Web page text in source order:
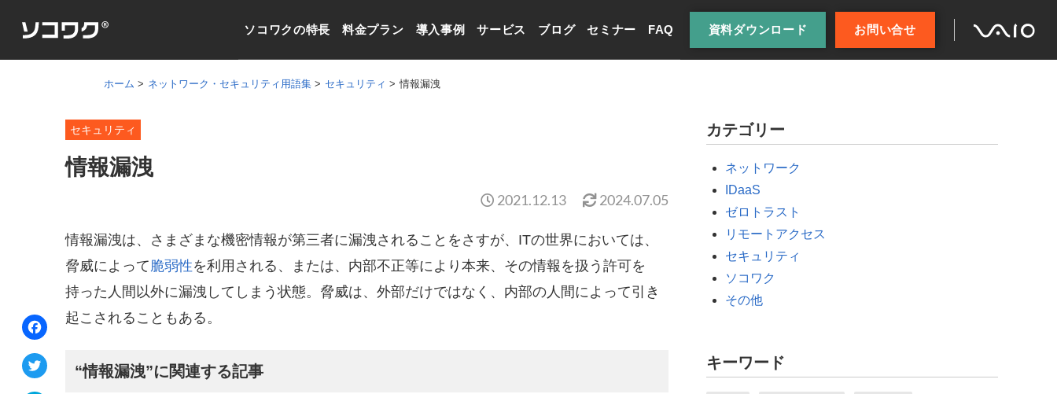
ソコワクの特長 料金プラン 導入事例 サービス ブログ セミナー FAQ 資料ダウンロード お問い合せ
ホーム ネットワーク・セキュリティ用語集 セキュリティ 情報漏洩
セキュリティ
情報漏洩
2021.12.13 2024.07.05
情報漏洩は、さまざまな機密情報が第三者に漏洩されることをさすが、ITの世界においては、
脅威によって 脆弱性を利用される、または、内部不正等により本来、その情報を扱う許可を
持った人間以外に漏洩してしまう状態。脅威は、外部だけではなく、内部の人間によって引き
起こされることもある。
“情報漏洩”に関連する記事
カテゴリー
ネットワーク
IDaaS
ゼロトラスト
リモートアクセス
セキュリティ
ソコワク
その他
キーワード
F